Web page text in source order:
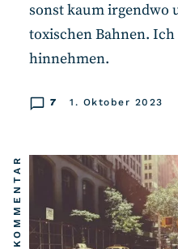
7 1. Oktober 2023
sonst kaum irgendwo
toxischen Bahnen.
hinnehmen.
KOMMENTAR